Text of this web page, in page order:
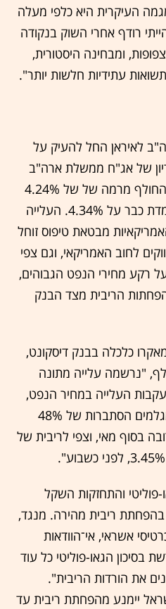
העיקרית היא כלפי מעלה
רודף אחרי השוק בנקודה
ומבחינה היסטורית,
עתידיות חלשות יותר".
לאיראן החל להעיק על
של אג"ח ממשלת ארה"ב
לעשר שנים, טיפסה בשבוע החולף מרמה של של 4.24%
לכיוון 4.3%, ונכון להבוקר עומדת כבר על 4.34%. העלייה
מבטאת טיפוס זוחל
לחוב האמריקאי, וגם צפי
רקע מחירי הנפט הגבוהים,
הריבית מצד הבנק
כלכלה בבנק דיסקונט,
"נרשמה עלייה מתונה
העלייה במחיר הנפט,
והיחלשות השקל. השווקים מגלמים הסתברות של 48%
בסוף מאי, וצפי לריבית של
והתחזקות השקל
ריבית מהירה. מנגד,
אשראי, אי־הוודאות
בסיכון הגאו-פוליטי כל עוד
את הורדות הריבית".
יימנע מהפחתת ריבית עד